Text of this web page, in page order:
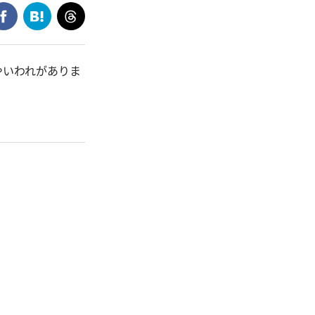
われがありま